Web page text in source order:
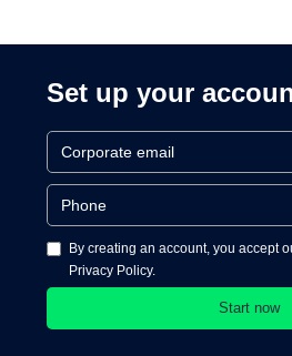
Set up your
By creating an account, you accept
Privacy Policy.